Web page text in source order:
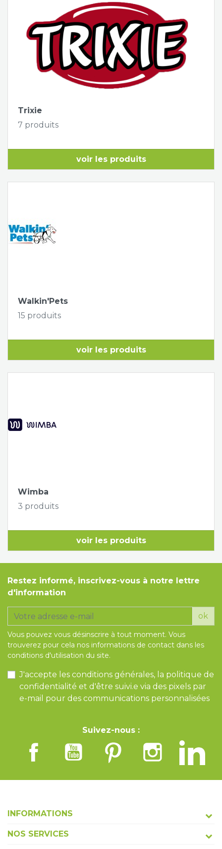
Trixie
7 produits
voir les produits
Walkin'Pets
15 produits
voir les produits
Wimba
3 produits
voir les produits
Restez informé, inscrivez-vous à notre lettre
d'information
ok
Vous pouvez vous désinscrire à tout moment. Vous
trouverez pour cela nos informations de contact dans les
conditions d'utilisation du site.
J'accepte les conditions générales, la politique de
confidentialité et d'être suivi.e via des pixels par
e-mail pour des communications personnalisées
Suivez-nous :
INFORMATIONS
NOS SERVICES